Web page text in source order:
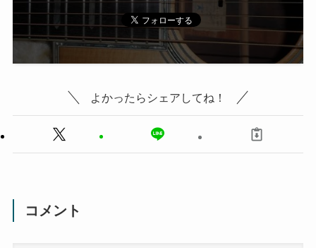
よかったらシェアしてね！
コメント